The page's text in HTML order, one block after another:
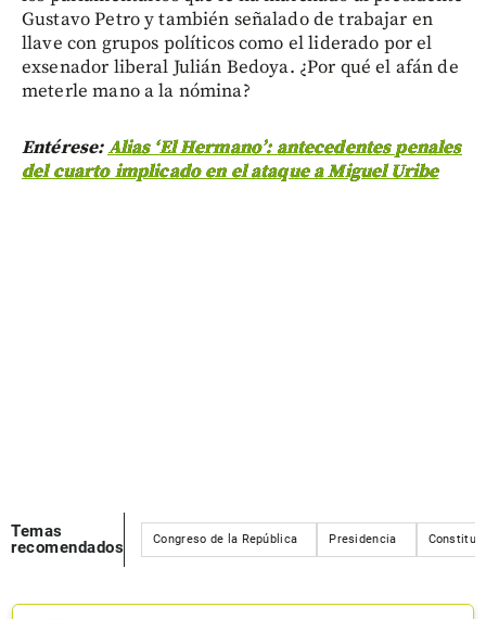
Gustavo Petro y también señalado de trabajar en
llave con grupos políticos como el liderado por el
exsenador liberal Julián Bedoya. ¿Por qué el afán de
meterle mano a la nómina?
Entérese:Alias ‘El Hermano’: antecedentes penales
del cuarto implicado en el ataque a Miguel Uribe
Temas
recomendados
Congreso de la República Presidencia